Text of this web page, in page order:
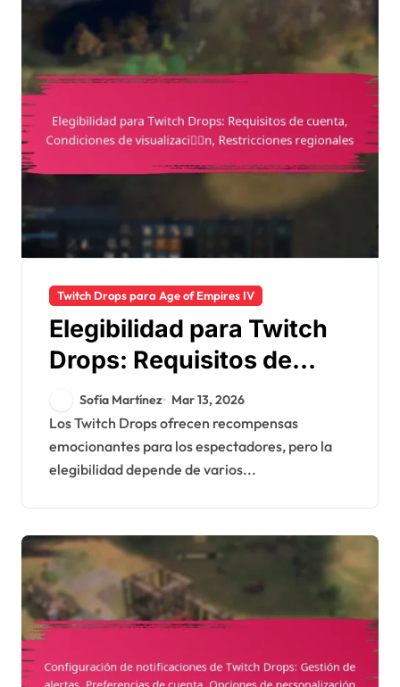
Twitch Drops para Age of Empires IV
Elegibilidad para Twitch
Drops: Requisitos de
cuenta, Condiciones de
visualización,
Restricciones regionales
Sofía Martínez Mar 13, 2026
Los Twitch Drops ofrecen recompensas
emocionantes para los espectadores, pero la
elegibilidad depende de varios...